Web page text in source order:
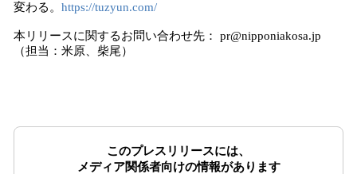
変わる。 https://tuzyun.com/
本リリースに関するお問い合わせ先： pr@nipponiakosa.jp
（担当：米原、柴尾）
このプレスリリースには、
メディア関係者向けの情報があります